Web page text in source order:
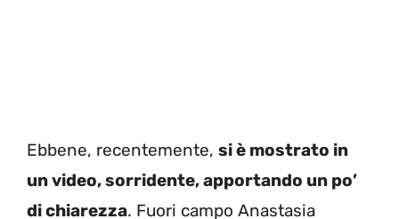
Ebbene, recentemente, si è mostrato in
un video, sorridente, apportando un po’
di chiarezza. Fuori campo Anastasia